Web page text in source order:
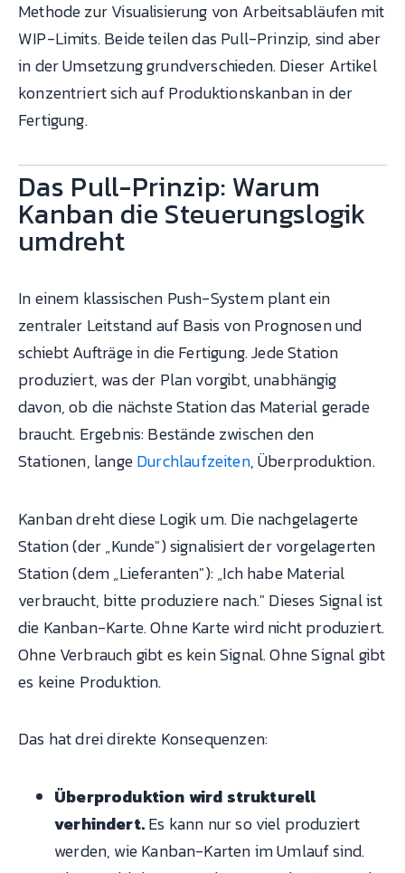
Methode zur Visualisierung von Arbeitsabläufen mit
WIP-Limits. Beide teilen das Pull-Prinzip, sind aber
in der Umsetzung grundverschieden. Dieser Artikel
konzentriert sich auf Produktionskanban in der
Fertigung.
Das Pull-Prinzip: Warum
Kanban die Steuerungslogik
umdreht
In einem klassischen Push-System plant ein
zentraler Leitstand auf Basis von Prognosen und
schiebt Aufträge in die Fertigung. Jede Station
produziert, was der Plan vorgibt, unabhängig
davon, ob die nächste Station das Material gerade
braucht. Ergebnis: Bestände zwischen den
Stationen, langeDurchlaufzeiten, Überproduktion.
Kanban dreht diese Logik um. Die nachgelagerte
Station (der „Kunde") signalisiert der vorgelagerten
Station (dem „Lieferanten"): „Ich habe Material
verbraucht, bitte produziere nach." Dieses Signal ist
die Kanban-Karte. Ohne Karte wird nicht produziert.
Ohne Verbrauch gibt es kein Signal. Ohne Signal gibt
es keine Produktion.
Das hat drei direkte Konsequenzen:
Überproduktion wird strukturell
verhindert.Es kann nur so viel produziert
werden, wie Kanban-Karten im Umlauf sind.